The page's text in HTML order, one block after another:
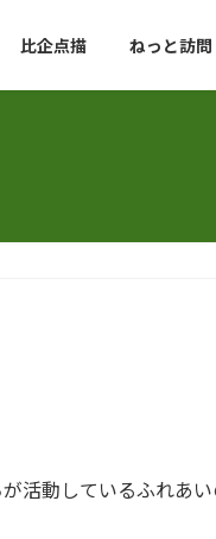
比企点描 ねっと訪問
活動しているふれあ